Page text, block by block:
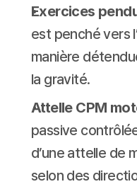
Exercices
est penché vers
manière
la gravité.
Attelle CPM
passive
d’une attelle de
selon des